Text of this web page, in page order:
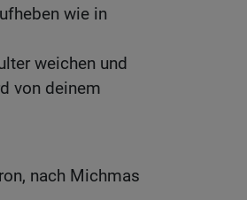
wie in
weichen und
von deinem
nach Michmas